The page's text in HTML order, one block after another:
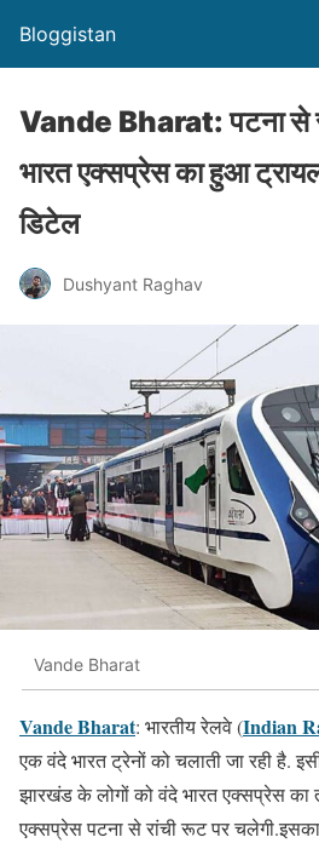
Bloggistan
Vande Bharat: पटना से
भारत एक्सप्रेस का हुआ
डिटेल
Dushyant Raghav
Vande Bharat
Vande Bharat: भारतीय रेलवे (Indian
एक वंदे भारत ट्रेनों को चलाती जा रही है.
झारखंड के लोगों को वंदे भारत एक्सप्रेस का
एक्सप्रेस पटना से रांची रूट पर